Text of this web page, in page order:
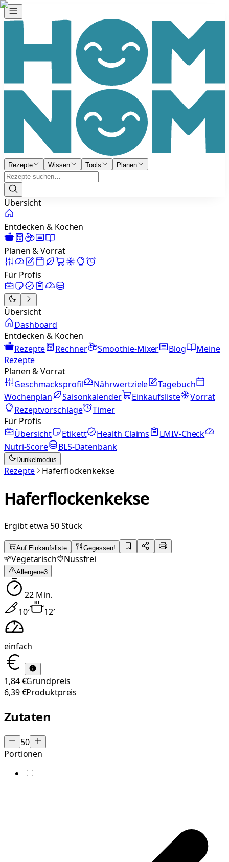
Rezepte Wissen Tools Planen
Übersicht
Entdecken & Kochen
Planen & Vorrat
Für Profis
Übersicht
Dashboard
Entdecken & Kochen
Rezepte
Rechner Smoothie-Mixer Blog
Meine
Rezepte
Planen & Vorrat
Geschmacksprofil
Nährwertziele
Tagebuch
Wochenplan
Saisonkalender Einkaufsliste
Vorrat
Rezeptvorschläge
Timer
Für Profis
Übersicht
Etikett Health Claims
LMIV-Check
Nutri-Score
BLS-Datenbank
Dunkelmodus
Rezepte Haferflockenkekse
Haferflockenkekse
Ergibt etwa 50 Stück
Auf Einkaufsliste Gegessen!
Vegetarisch Nussfrei
Allergene3
22Min.
10′ 12′
einfach
1,84 €Grundpreis
6,39 €Produktpreis
Zutaten
50
Portionen